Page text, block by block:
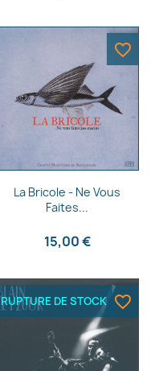
Aperçu rapide
La Bricole - Ne Vous
Faites...
15,00 €
favorite_border
RUPTURE DE STOCK favorite_border